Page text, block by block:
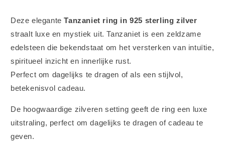
Deze eleganteTanzaniet ring in 925 sterling zilver
straalt luxe en mystiek uit. Tanzaniet is een zeldzame
edelsteen die bekendstaat om het versterken van intuïtie,
spiritueel inzicht en innerlijke rust.
Perfect om dagelijks te dragen of als een stijlvol,
betekenisvol cadeau.
De hoogwaardige zilveren setting geeft de ring een luxe
uitstraling, perfect om dagelijks te dragen of cadeau te
geven.